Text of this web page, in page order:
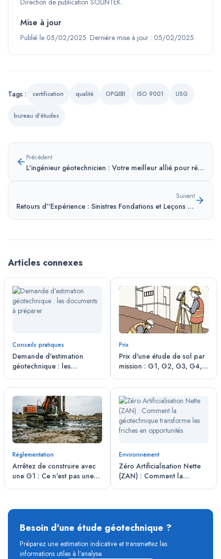
Direction de publication SOLINTEK.
Mise à jour
Publié le 05/02/2025. Dernière mise à jour : 05/02/2025.
Tags : certification qualité OPQIBI ISO 9001 USG
bureau d'études
Précédent
L'ingénieur géotechnicien : Votre meilleur allié pour réduire les coûts de construction
Suivant
Retours d''Expérience : Sinistres Fondations et Leçons Géotechniques
Articles connexes
Conseils pratiques
Demande d'estimation
géotechnique : les
Prix
Prix d'une étude de sol par
mission : G1, G2, G3, G4,
Réglementation
Arrêtez de construire avec
une G1 : Ce n'est pas une
Environnement
Zéro Artificialisation Nette
(ZAN) : Comment la
Besoin d'une étude géotechnique ?
Préparez une estimation indicative et transmettez les
informations utiles à l’analyse.